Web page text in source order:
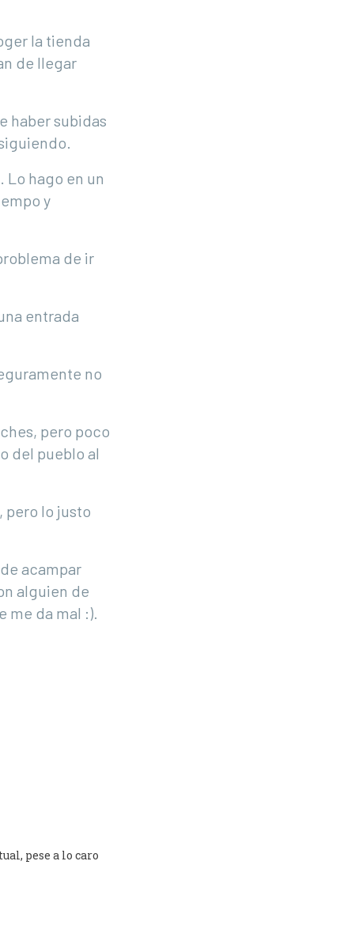
la tienda
de llegar
haber subidas
Lo hago en un
y
de ir
entrada
no
pero poco
del pueblo al
pero lo justo
acampar
alguien de
da mal :).
pese a lo caro